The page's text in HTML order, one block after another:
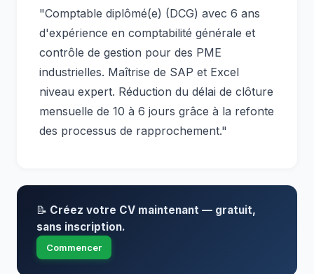
"Comptable diplômé(e) (DCG) avec 6 ans
d'expérience en comptabilité générale et
contrôle de gestion pour des PME
industrielles. Maîtrise de SAP et Excel
niveau expert. Réduction du délai de clôture
mensuelle de 10 à 6 jours grâce à la refonte
des processus de rapprochement."
📝 Créez votre CV maintenant — gratuit,
sans inscription.
Commencer